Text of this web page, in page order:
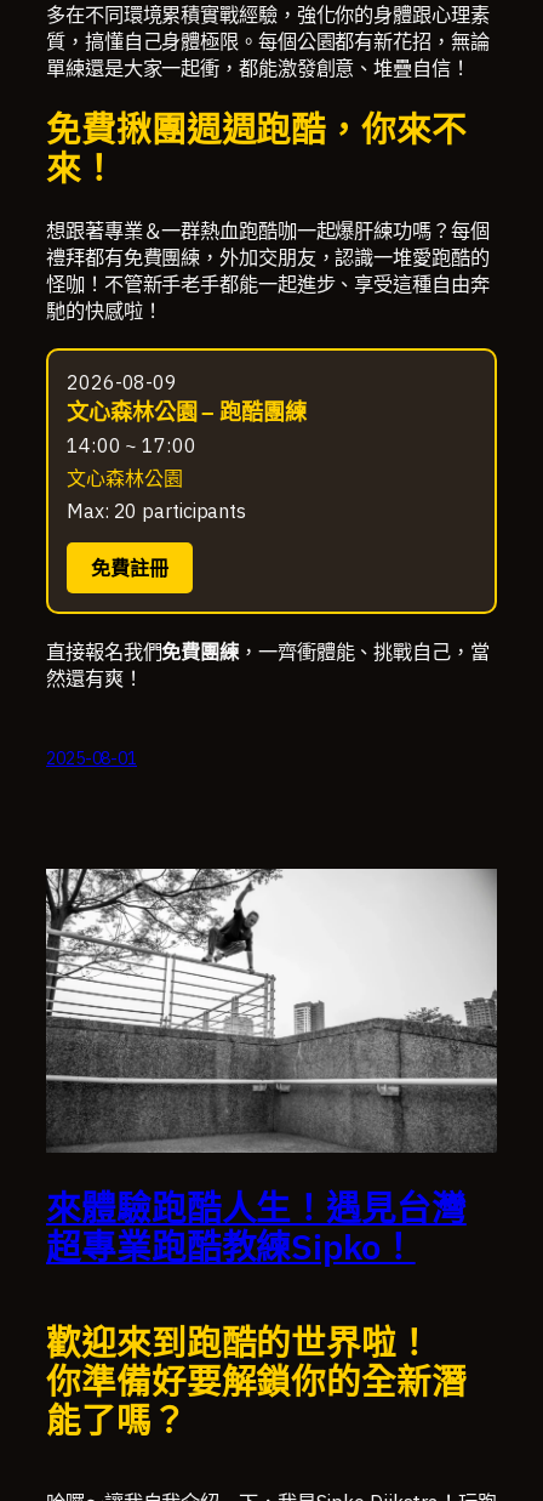
多在不同環境累積實戰經驗，強化你的身體跟心理素
質，搞懂自己身體極限。每個公園都有新花招，無論
單練還是大家一起衝，都能激發創意、堆疊自信！
免費揪團週週跑酷，你來不
來！
想跟著專業＆一群熱血跑酷咖一起爆肝練功嗎？每個
禮拜都有免費團練，外加交朋友，認識一堆愛跑酷的
怪咖！不管新手老手都能一起進步、享受這種自由奔
馳的快感啦！
2026-08-09
文心森林公園 – 跑酷團練
14:00 ~ 17:00
文心森林公園
Max: 20 participants
免費註冊
直接報名我們免費團練 ，一齊衝體能、挑戰自己，當
然還有爽！
2025-08-01
來體驗跑酷人生！遇見台灣
超專業跑酷教練Sipko！
歡迎來到跑酷的世界啦！
你準備好要解鎖你的全新潛
能了嗎？